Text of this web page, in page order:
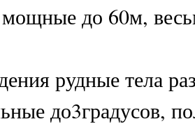
до 60м,
рудные тела
до3градусов,